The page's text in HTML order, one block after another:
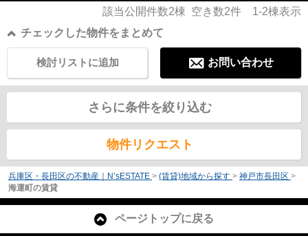
該当公開件数2棟 空き数2件 1-2棟表示
チェックした物件をまとめて
お問い合わせ
検討リストに追加
さらに条件を絞り込む
物件リクエスト
兵庫区・長田区の不動産｜N’sESTATE > (賃貸)地域から探す > 神戸市長田区 >
海運町の賃貸
ページトップに戻る